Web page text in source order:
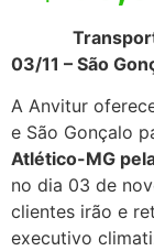
03/11 – São
A Anvitur
e São Gonçalo
Atlético-MG
no dia 03 de
clientes irão e
executivo